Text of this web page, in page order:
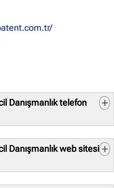
Danışmanlık telefon
bilgiyi kullanacak
Bilgilerin hatalı olması
düzeltilmesini veya
Danışmanlık web sitesi